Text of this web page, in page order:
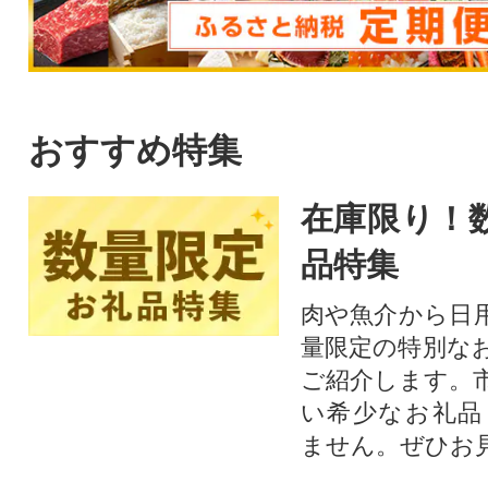
おすすめ特集
在庫限り！
品特集
肉や魚介から日
量限定の特別な
ご紹介します。
い希少なお礼
ません。ぜひお